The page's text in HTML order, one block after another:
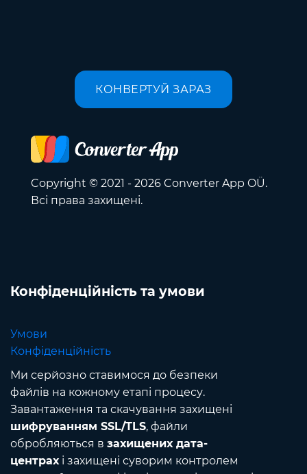
КОНВЕРТУЙ ЗАРАЗ
Copyright © 2021 - 2026 Converter App OÜ.
Всі права захищені.
Конфіденційність та умови
Умови
Конфіденційність
Ми серйозно ставимося до безпеки
файлів на кожному етапі процесу.
Завантаження та скачування захищені
шифруванням SSL/TLS, файли
обробляються в захищених дата-
центрахі захищені суворим контролем